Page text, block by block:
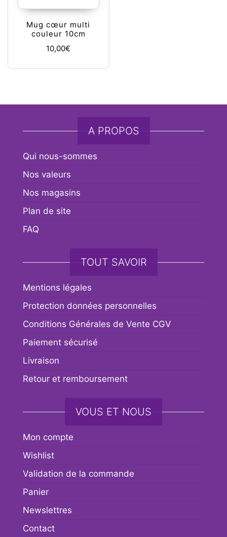
Mug cœur multi
couleur 10cm
10,00€
A PROPOS
Qui nous-sommes
Nos valeurs
Nos magasins
Plan de site
FAQ
TOUT SAVOIR
Mentions légales
Protection données personnelles
Conditions Générales de Vente CGV
Paiement sécurisé
Livraison
Retour et remboursement
VOUS ET NOUS
Mon compte
Wishlist
Validation de la commande
Panier
Newslettres
Contact